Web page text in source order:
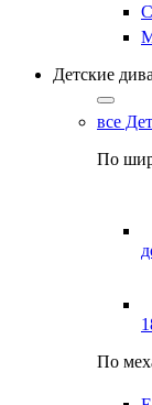
Детские
все
По
По